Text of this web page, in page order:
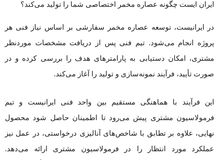
ایران ایست چگونه عصاره مخمر اختصاصی شما را تولید می‌کند؟
در ایرانیست، توسعه عصاره مخمر سفارشی بر اساس نیاز فنی هر
پروژه انجام می‌شود. تیم فنی پس از دریافت مشخصات موردنظر
مشتری، امکان دستیابی به پارامترهای هدف را بررسی کرده و در
صورت تأیید، فرآیند نمونه‌سازی و تولید را آغاز می‌کند.
این فرآیند با هماهنگی مستقیم بین واحد فنی ایرانیست و تیم
فرمولاسیون مشتری پیش می‌رود تا اطمینان حاصل شود محصول
نهایی، علاوه بر تطابق با شاخص‌های آنالیزی درخواستی، در عمل نیز
عملکرد مورد انتظار را در فرمولاسیون مشتری ارائه می‌دهد.